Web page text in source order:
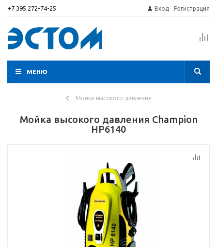
+7 395 272-74-25 Вход Регистрация
МЕНЮ
Мойки высокого давления
Мойка высокого давления Champion
HP6140